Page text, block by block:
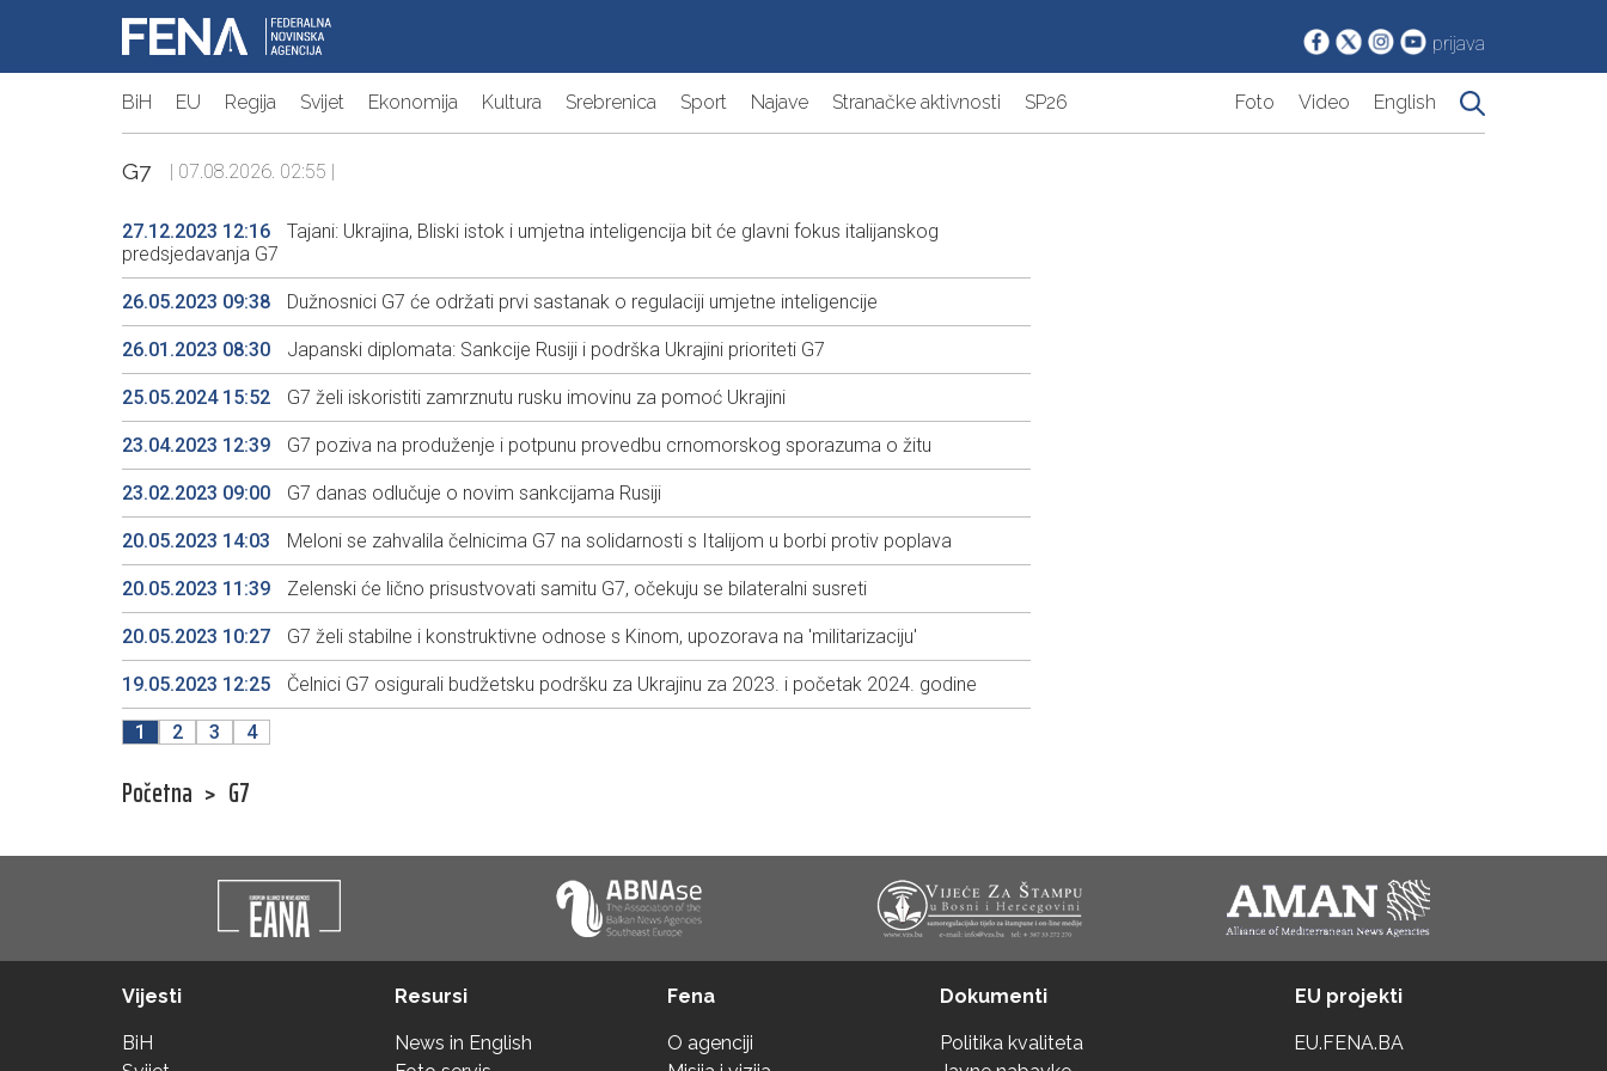
prijava
BiH EU Regija Svijet Ekonomija Kultura Srebrenica Sport Najave Stranačke aktivnosti SP26 Foto Video English
G7 | 07.08.2026. 02:55 |
27.12.2023 12:16
Tajani: Ukrajina, Bliski istok i umjetna inteligencija bit će glavni fokus italijanskog
predsjedavanja G7
26.05.2023 09:38 Dužnosnici G7 će održati prvi sastanak o regulaciji umjetne inteligencije
26.01.2023 08:30 Japanski diplomata: Sankcije Rusiji i podrška Ukrajini prioriteti G7
25.05.2024 15:52 G7 želi iskoristiti zamrznutu rusku imovinu za pomoć Ukrajini
23.04.2023 12:39 G7 poziva na produženje i potpunu provedbu crnomorskog sporazuma o žitu
23.02.2023 09:00 G7 danas odlučuje o novim sankcijama Rusiji
20.05.2023 14:03 Meloni se zahvalila čelnicima G7 na solidarnosti s Italijom u borbi protiv poplava
20.05.2023 11:39 Zelenski će lično prisustvovati samitu G7, očekuju se bilateralni susreti
20.05.2023 10:27 G7 želi stabilne i konstruktivne odnose s Kinom, upozorava na 'militarizaciju'
19.05.2023 12:25 Čelnici G7 osigurali budžetsku podršku za Ukrajinu za 2023. i početak 2024. godine
1 2 3 4
Početna > G7
Vijesti
BiH
Resursi
News in English
Fena
O agenciji
Dokumenti
Politika kvaliteta
EU projekti
EU.FENA.BA